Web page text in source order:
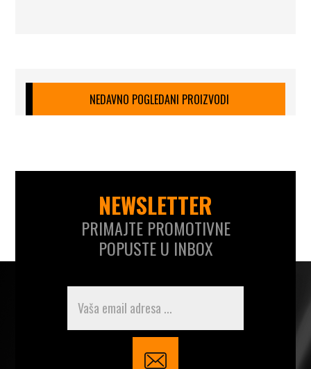
NEDAVNO POGLEDANI PROIZVODI
NEWSLETTER
PRIMAJTE PROMOTIVNE
POPUSTE U INBOX